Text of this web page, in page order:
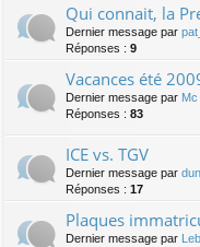
Qui connait, la
Dernier message par
Réponses : 9
Vacances été
Dernier message par Mc
Réponses : 83
ICE vs. TGV
Dernier message par
Réponses : 17
Plaques
Dernier message par